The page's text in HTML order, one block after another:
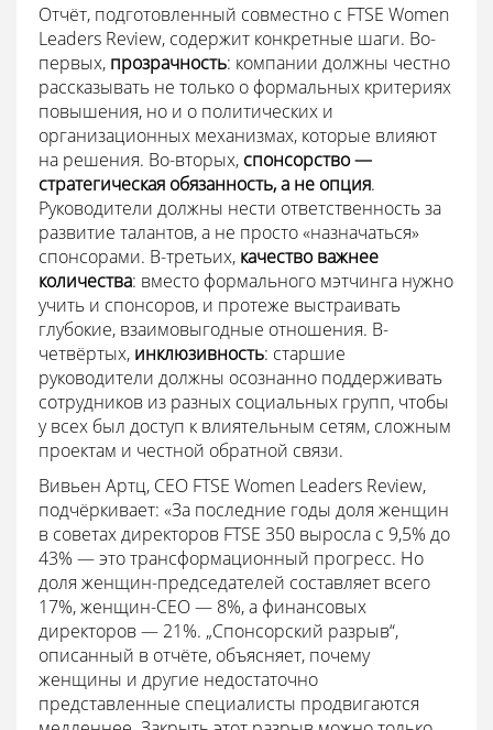
Отчёт, подготовленный совместно с FTSE Women
Leaders Review, содержит конкретные шаги. Во-
первых, прозрачность: компании должны честно
рассказывать не только о формальных критериях
повышения, но и о политических и
организационных механизмах, которые влияют
на решения. Во-вторых, спонсорство —
стратегическая обязанность, а не опция.
Руководители должны нести ответственность за
развитие талантов, а не просто «назначаться»
спонсорами. В-третьих, качество важнее
количества: вместо формального мэтчинга нужно
учить и спонсоров, и протеже выстраивать
глубокие, взаимовыгодные отношения. В-
четвёртых, инклюзивность: старшие
руководители должны осознанно поддерживать
сотрудников из разных социальных групп, чтобы
у всех был доступ к влиятельным сетям, сложным
проектам и честной обратной связи.
Вивьен Артц, CEO FTSE Women Leaders Review,
подчёркивает: «За последние годы доля женщин
в советах директоров FTSE 350 выросла с 9,5% до
43% — это трансформационный прогресс. Но
доля женщин-председателей составляет всего
17%, женщин-CEO — 8%, а финансовых
директоров — 21%. „Спонсорский разрыв“,
описанный в отчёте, объясняет, почему
женщины и другие недостаточно
представленные специалисты продвигаются